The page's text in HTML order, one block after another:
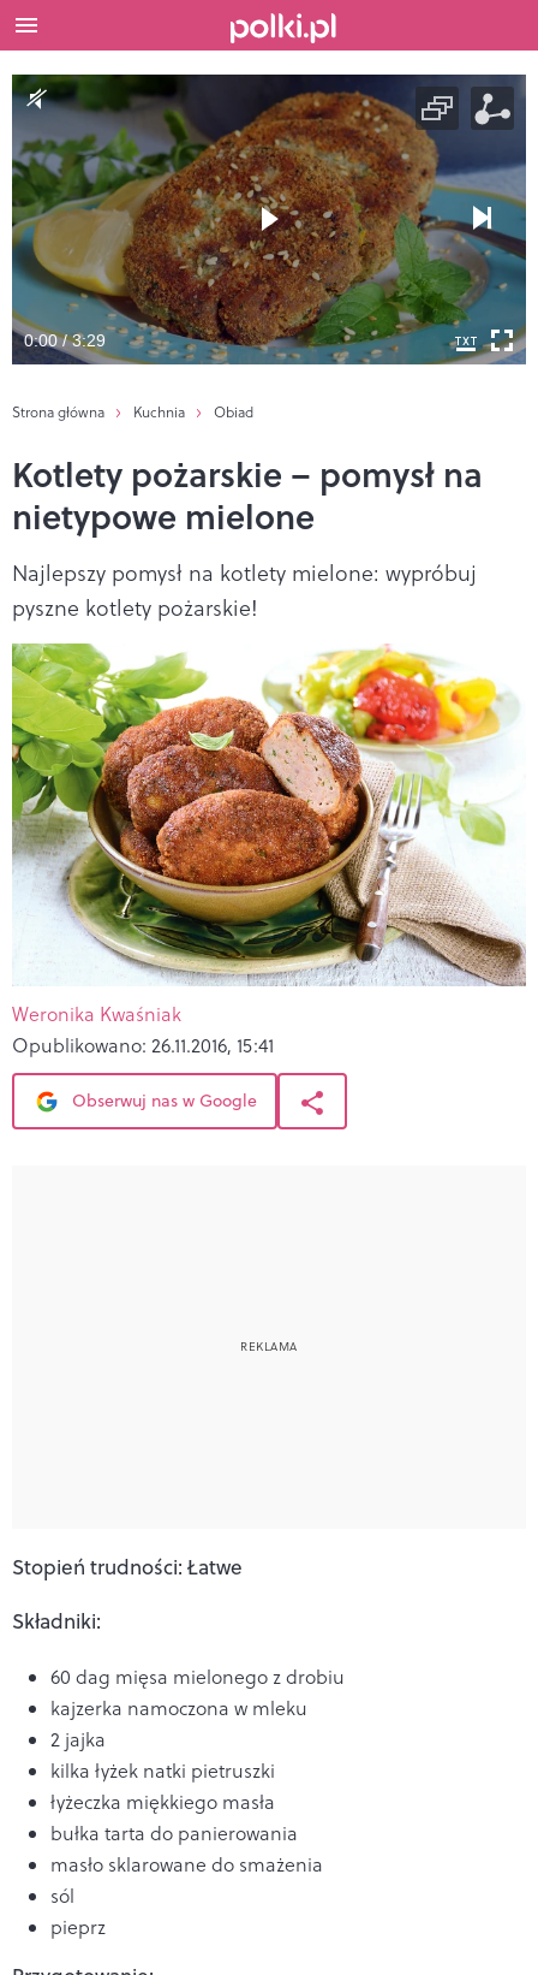
0:00 / 3:29
Strona główna Kuchnia Obiad
Kotlety pożarskie – pomysł na
nietypowe mielone
Najlepszy pomysł na kotlety mielone: wypróbuj
pyszne kotlety pożarskie!
Weronika Kwaśniak
Opublikowano: 26.11.2016, 15:41
Obserwuj nas w Google
Stopień trudności: Łatwe
Składniki:
60 dag mięsa mielonego z drobiu
kajzerka namoczona w mleku
2 jajka
kilka łyżek natki pietruszki
łyżeczka miękkiego masła
bułka tarta do panierowania
masło sklarowane do smażenia
sól
pieprz